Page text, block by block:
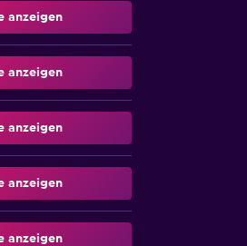
anzeigen
anzeigen
anzeigen
anzeigen
anzeigen